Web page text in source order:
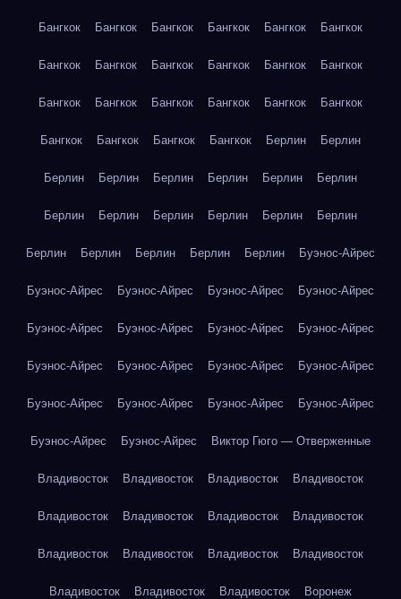
Бангкок Бангкок Бангкок Бангкок Бангкок Бангкок
Бангкок Бангкок Бангкок Бангкок Бангкок Бангкок
Бангкок Бангкок Бангкок Бангкок Бангкок Бангкок
Бангкок Бангкок Бангкок Бангкок Берлин Берлин
Берлин Берлин Берлин Берлин Берлин Берлин
Берлин Берлин Берлин Берлин Берлин Берлин
Берлин Берлин Берлин Берлин Берлин Буэнос-Айрес
Буэнос-Айрес Буэнос-Айрес Буэнос-Айрес Буэнос-Айрес
Буэнос-Айрес Буэнос-Айрес Буэнос-Айрес Буэнос-Айрес
Буэнос-Айрес Буэнос-Айрес Буэнос-Айрес Буэнос-Айрес
Буэнос-Айрес Буэнос-Айрес Буэнос-Айрес Буэнос-Айрес
Буэнос-Айрес Буэнос-Айрес Виктор Гюго — Отверженные
Владивосток Владивосток Владивосток Владивосток
Владивосток Владивосток Владивосток Владивосток
Владивосток Владивосток Владивосток Владивосток
Владивосток Владивосток Владивосток Воронеж